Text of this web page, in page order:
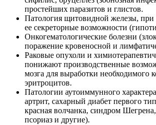
простейших паразитов и глистов.
Патология щитовидной железы,
ее секреторные возможности
Онкогематологические болезни
поражение кровеносной и
Раковые опухоли и
понижают производственные
мозга для выработки необходимого
эритроцитов.
Патологии аутоиммунного
артрит, сахарный диабет первого
красная волчанка, синдром
псориаз и другие).